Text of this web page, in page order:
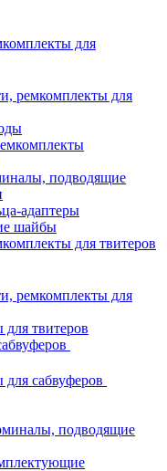
для
ремкомплекты для
подводящие
адаптеры
шайбы
для твитеров
ремкомплекты для
твитеров
сабвуферов
подводящие